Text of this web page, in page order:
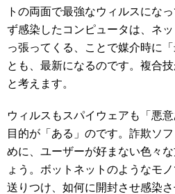
トの両面で最強なウィルスにな
ず感染したコンピュータは、ネ
っ張ってくる、ことで媒介時に
とも、最新になるのです。複合
と考えます。
ウィルスもスパイウェアも「悪
目的が「ある」のです。詐欺ソ
めに、ユーザーが好まない色々
ょう。ボットネットのようなモ
送りつけ、如何に開封させ感染